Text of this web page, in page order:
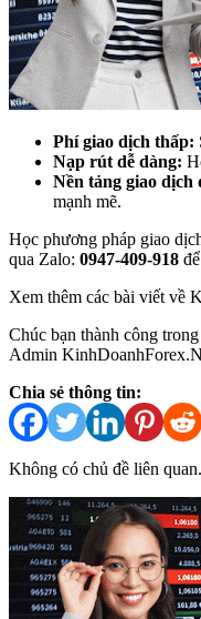
Phí giao dịch thấp:
Nạp rút dễ dàng:
Nền tảng giao dịch
mạnh mẽ.
Học phương pháp giao
qua Zalo: 0947-409-918
Xem thêm các bài viết về
Chúc bạn thành công
Admin
Chia sẻ thông tin:
Không có chủ đề liên quan.